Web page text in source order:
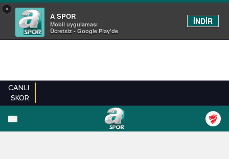
×
A SPOR
Mobil uygulaması
Ücretsiz - Google Play'de
İNDİR
CANLI
SKOR